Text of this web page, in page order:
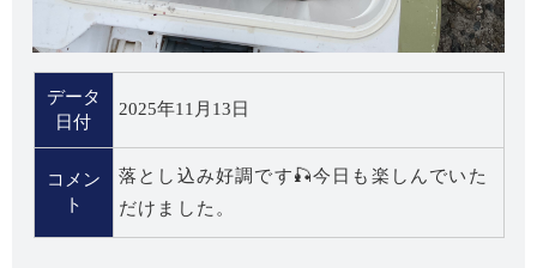
データ
日付
2025年11月13日
コメン
ト
落とし込み好調です🎣今日も楽しんでいた
だけました。